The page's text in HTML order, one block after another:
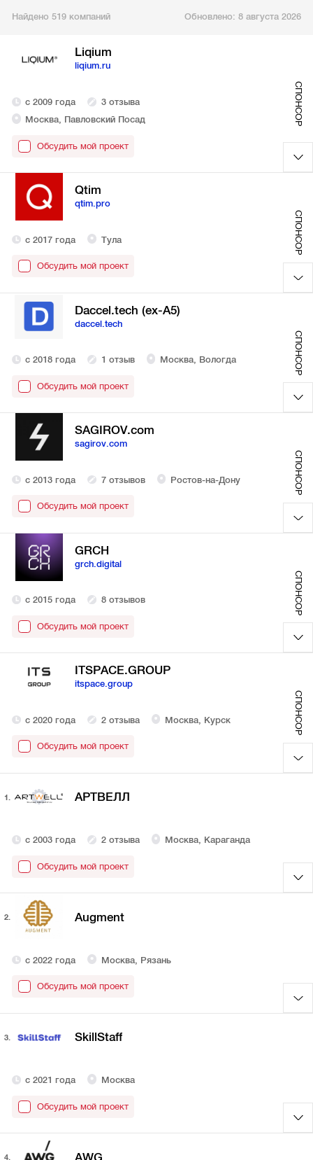
Найдено 519 компаний Обновлено: 8 августа 2026
Liqium
liqium.ru
с 2009 года
3 отзыва
Москва, Павловский Посад
Обсудить мой проект
СПОНСОР
Qtim
qtim.pro
с 2017 года Тула
Обсудить мой проект
СПОНСОР
Daccel.tech (ex-A5)
daccel.tech
с 2018 года 1 отзыв Москва, Вологда
Обсудить мой проект
СПОНСОР
SAGIROV.com
sagirov.com
с 2013 года 7 отзывов Ростов-на-Дону
Обсудить мой проект
СПОНСОР
GRCH
grch.digital
с 2015 года 8 отзывов
Обсудить мой проект
СПОНСОР
ITSPACE.GROUP
itspace.group
с 2020 года 2 отзыва Москва, Курск
Обсудить мой проект
СПОНСОР
1. АРТВЕЛЛ
с 2003 года 2 отзыва Москва, Караганда
Обсудить мой проект
2. Augment
с 2022 года Москва, Рязань
Обсудить мой проект
3. SkillStaff
с 2021 года Москва
Обсудить мой проект
4.